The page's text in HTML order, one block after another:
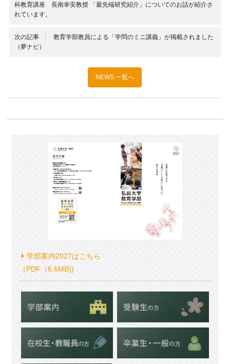
科教育講座 長南幸安教授 「最先端研究紹介」についてのお話が紹介さ
れています。
次の記事
教育学部教員による「学問のミニ講義」が掲載されました
（夢ナビ）
NEWS 一覧へ
学部案内2027はこちら
（PDF（6.6MB))